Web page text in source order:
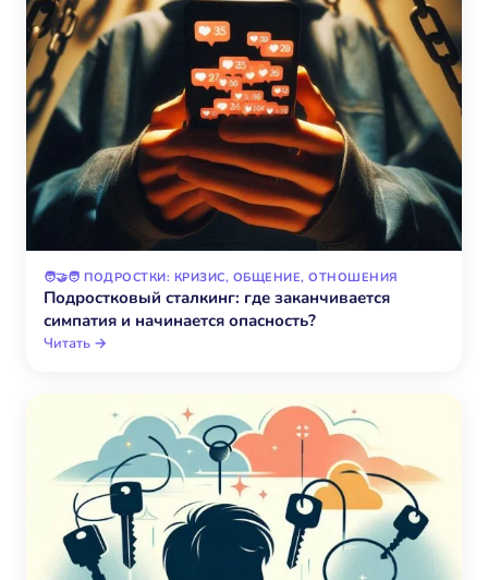
🧑‍🤝‍🧑 ПОДРОСТКИ: КРИЗИС, ОБЩЕНИЕ, ОТНОШЕНИЯ
Подростковый сталкинг: где заканчивается
симпатия и начинается опасность?
Читать →